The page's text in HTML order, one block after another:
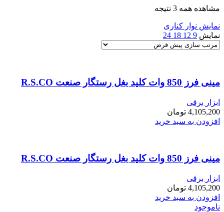
مشاهده همه 3 نتیجه
نمایش نوار کناری
نمایش 9
12
18
24
مینی فرز 850 وات کلید بغل رستگار صنعت R.S.CO
ابزار برقی
4,105,200 تومان
افزودن به سبد خرید
مینی فرز 850 وات کلید بغل رستگار صنعت R.S.CO
ابزار برقی
4,105,200 تومان
افزودن به سبد خرید
ناموجود